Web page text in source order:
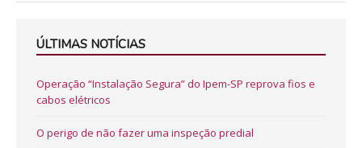
ÚLTIMAS NOTÍCIAS
Operação “Instalação Segura” do Ipem-SP reprova fios e
cabos elétricos
O perigo de não fazer uma inspeção predial